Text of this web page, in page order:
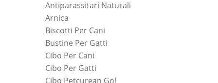
Antiparassitari Naturali
Arnica
Biscotti Per Cani
Bustine Per Gatti
Cibo Per Cani
Cibo Per Gatti
Cibo Petcurean Go!